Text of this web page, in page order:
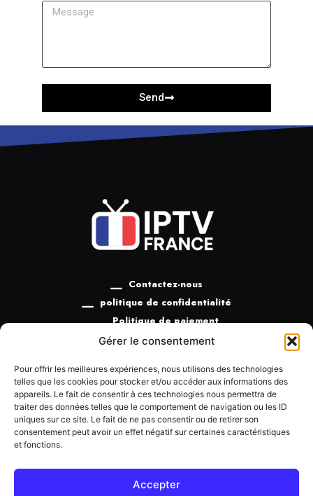
Gérer le consentement
Pour offrir les meilleures expériences, nous utilisons des technologies
telles que les cookies pour stocker et/ou accéder aux informations des
appareils. Le fait de consentir à ces technologies nous permettra de
traiter des données telles que le comportement de navigation ou les ID
uniques sur ce site. Le fait de ne pas consentir ou de retirer son
consentement peut avoir un effet négatif sur certaines caractéristiques
et fonctions.
Accepter
Send
Contactez-nous
politique de confidentialité
Politique de paiement
Politique de remboursement
+33685905360